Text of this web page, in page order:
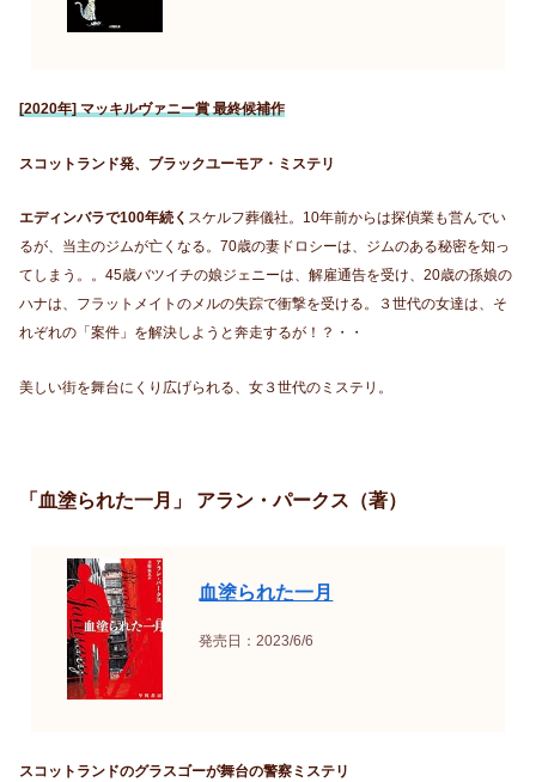
[2020年] マッキルヴァニー賞 最終候補作
スコットランド発、ブラックユーモア・ミステリ
エディンバラで100年続く スケルフ葬儀社。10年前からは探偵業も営んでい
るが、当主のジムが亡くなる。70歳の妻ドロシーは、ジムのある秘密を知っ
てしまう。。45歳バツイチの娘ジェニーは、解雇通告を受け、20歳の孫娘の
ハナは、フラットメイトのメルの失踪で衝撃を受ける。３世代の女達は、そ
れぞれの「案件」を解決しようと奔走するが！？・・
美しい街を舞台にくり広げられる、女３世代のミステリ。
「血塗られた一月」 アラン・パークス（著）
血塗られた一月
発売日：2023/6/6
スコットランドのグラスゴーが舞台の警察ミステリ